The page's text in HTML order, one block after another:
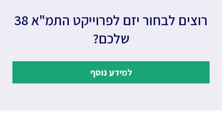
רוצים לבחור יזם לפרוייקט התמ"א 38
שלכם?
למידע נוסף